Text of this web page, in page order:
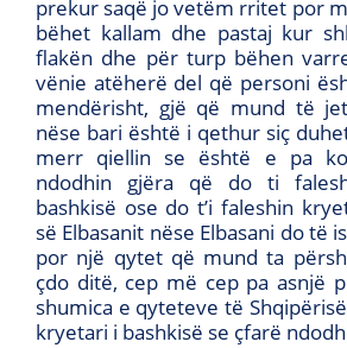
prekur saqë jo vetëm rritet por
bëhet kallam dhe pastaj kur
flakën dhe për turp bëhen
vënie atëherë del që personi
mendërisht, gjë që mund të
nëse bari është i qethur siç
merr qiellin se është e pa
ndodhin gjëra që do ti
bashkisë ose do t’i faleshin
së Elbasanit nëse Elbasani do të
por një qytet që mund ta
çdo ditë, cep më cep pa asnjë
shumica e qyteteve të
kryetari i bashkisë se çfarë